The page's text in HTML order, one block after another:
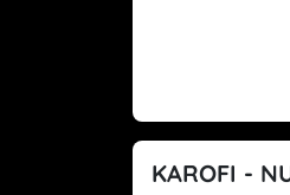
KAROFI -